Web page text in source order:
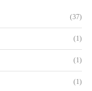
(37)
(1)
(1)
(1)